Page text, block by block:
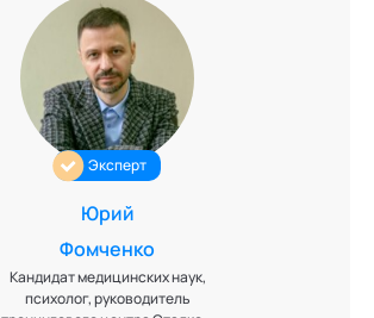
Эксперт
Юрий
Фомченко
Кандидат медицинских наук,
психолог, руководитель